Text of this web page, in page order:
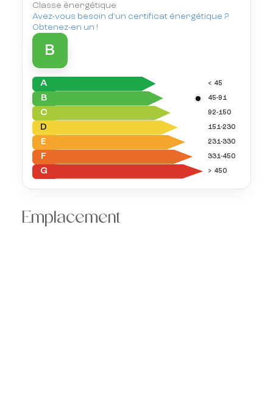
Classe énergétique
Avez-vous besoin d'un certificat énergétique ?
Obtenez-en un !
B
A < 45
B 45-91
C 92-150
D 151-230
E 231-330
F 331-450
G > 450
Emplacement